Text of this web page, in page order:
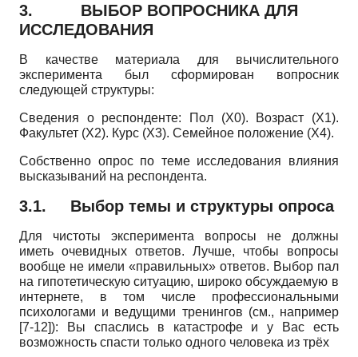
3. ВЫБОР ВОПРОСНИКА ДЛЯ
ИССЛЕДОВАНИЯ
В качестве материала для вычислительного
эксперимента был сформирован вопросник
следующей структуры:
Сведения о респонденте: Пол (Х0). Возраст (Х1).
Факультет (Х2). Курс (Х3). Семейное положение (Х4).
Собственно опрос по теме исследования влияния
высказываний на респондента.
3.1. Выбор темы и структуры опроса
Для чистоты эксперимента вопросы не должны
иметь очевидных ответов. Лучше, чтобы вопросы
вообще не имели «правильных» ответов. Выбор пал
на гипотетическую ситуацию, широко обсуждаемую в
интернете, в том числе профессиональными
психологами и ведущими тренингов (см., например
[7-12]): Вы спаслись в катастрофе и у Вас есть
возможность спасти только одного человека из трёх